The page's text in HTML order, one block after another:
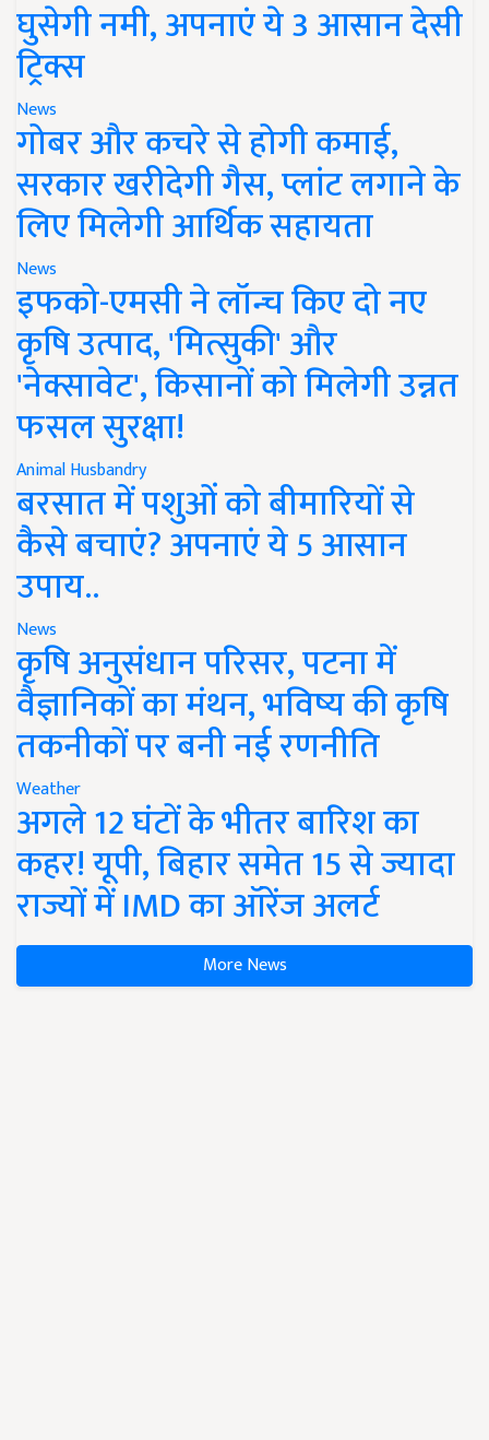
घुसेगी नमी, अपनाएं ये 3 आसान देसी
ट्रिक्स
News
गोबर और कचरे से होगी कमाई,
सरकार खरीदेगी गैस, प्लांट लगाने के
लिए मिलेगी आर्थिक सहायता
News
इफको-एमसी ने लॉन्च किए दो नए
कृषि उत्पाद, 'मित्सुकी' और
'नेक्सावेट', किसानों को मिलेगी उन्नत
फसल सुरक्षा!
Animal Husbandry
बरसात में पशुओं को बीमारियों से
कैसे बचाएं? अपनाएं ये 5 आसान
उपाय..
News
कृषि अनुसंधान परिसर, पटना में
वैज्ञानिकों का मंथन, भविष्य की कृषि
तकनीकों पर बनी नई रणनीति
Weather
अगले 12 घंटों के भीतर बारिश का
कहर! यूपी, बिहार समेत 15 से ज्यादा
राज्यों में IMD का ऑरेंज अलर्ट
More News